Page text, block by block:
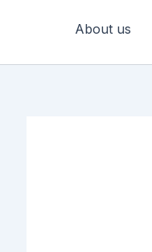
About us